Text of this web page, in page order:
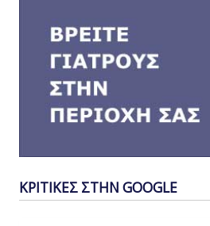
ΚΡΙΤΙΚΕΣ ΣΤΗΝ GOOGLE